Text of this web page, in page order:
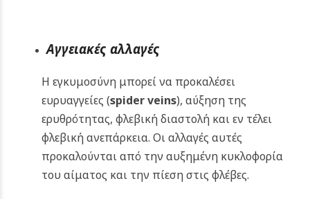
Αγγειακές αλλαγές
Η εγκυμοσύνη μπορεί να προκαλέσει
ευρυαγγείες (spider veins), αύξηση της
ερυθρότητας, φλεβική διαστολή και εν τέλει
φλεβική ανεπάρκεια. Οι αλλαγές αυτές
προκαλούνται από την αυξημένη κυκλοφορία
του αίματος και την πίεση στις φλέβες.